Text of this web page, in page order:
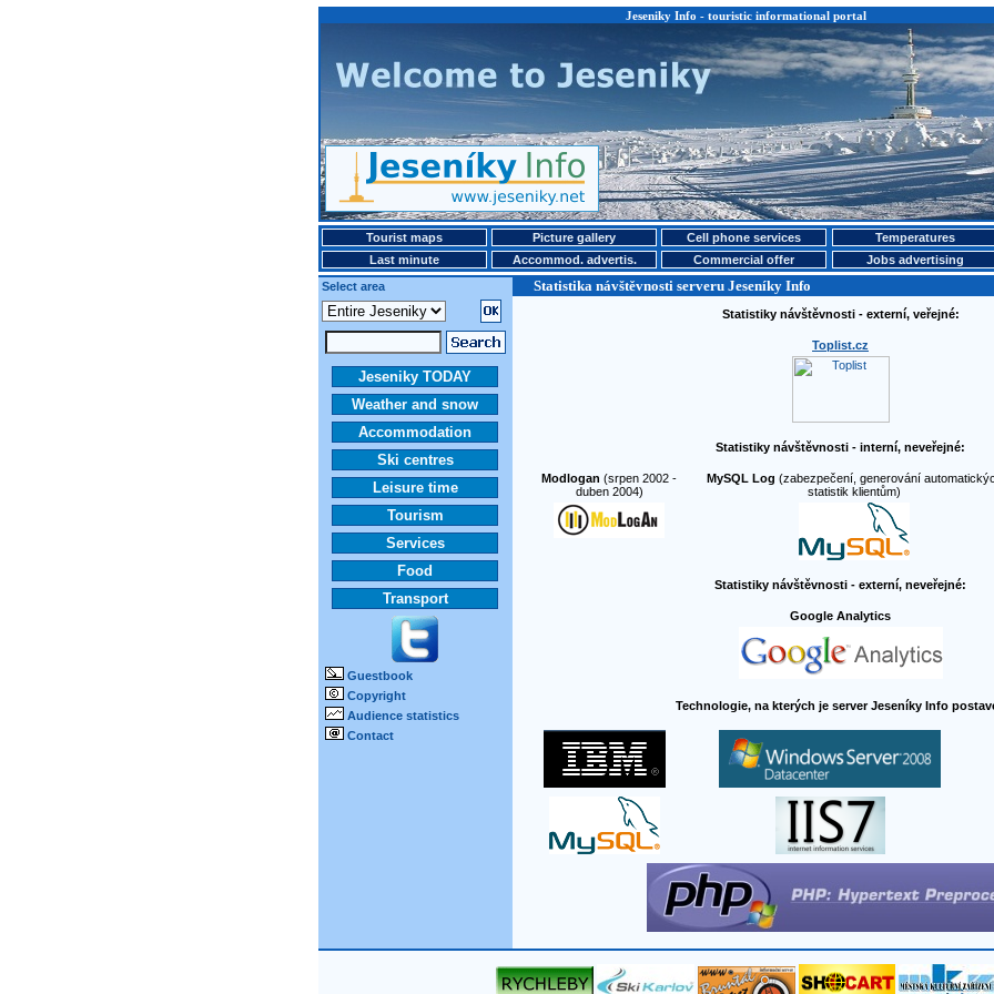
Jeseniky Info - touristic informational portal
Tourist maps Picture gallery Cell phone services
Temperatures
Last minute
Accommod. advertis. Commercial offer
Jobs advertising
Select area
Statistika návštěvnosti serveru Jeseníky Info
Jeseniky TODAY
Weather and snow
Accommodation
Ski centres
Leisure time
Tourism
Services
Food
Transport
Guestbook
Copyright
Audience statistics
Contact
Statistiky návštěvnosti - externí, veřejné:
Toplist.cz
Statistiky návštěvnosti - interní, neveřejné:
Modlogan (srpen 2002 -
duben 2004)
MySQL Log (zabezpečení, generování
statistik klientům)
Statistiky návštěvnosti - externí, neveřejné:
Google Analytics
Technologie, na kterých je server Jeseníky Info